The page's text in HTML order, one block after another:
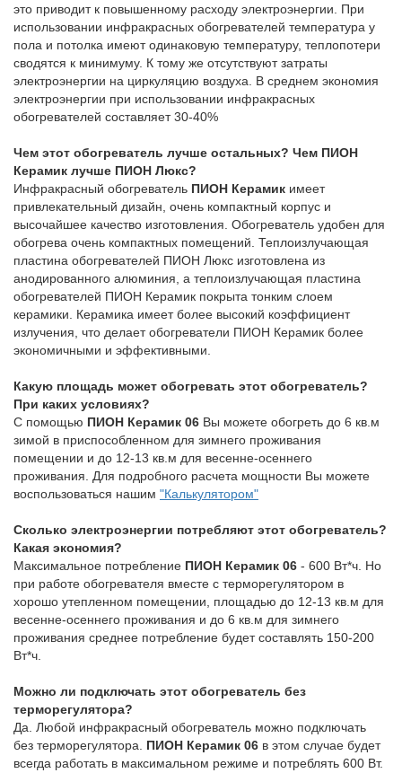
это приводит к повышенному расходу электроэнергии. При
использовании инфракрасных обогревателей температура у
пола и потолка имеют одинаковую температуру, теплопотери
сводятся к минимуму. К тому же отсутствуют затраты
электроэнергии на циркуляцию воздуха. В среднем экономия
электроэнергии при использовании инфракрасных
обогревателей составляет 30-40%
Чем этот обогреватель лучше остальных? Чем ПИОН
Керамик лучше ПИОН Люкс?
Инфракрасный обогреватель ПИОН Керамик имеет
привлекательный дизайн, очень компактный корпус и
высочайшее качество изготовления. Обогреватель удобен для
обогрева очень компактных помещений. Теплоизлучающая
пластина обогревателей ПИОН Люкс изготовлена из
анодированного алюминия, а теплоизлучающая пластина
обогревателей ПИОН Керамик покрыта тонким слоем
керамики. Керамика имеет более высокий коэффициент
излучения, что делает обогреватели ПИОН Керамик более
экономичными и эффективными.
Какую площадь может обогревать этот обогреватель?
При каких условиях?
C помощью ПИОН Керамик 06 Вы можете обогреть до 6 кв.м
зимой в приспособленном для зимнего проживания
помещении и до 12-13 кв.м для весенне-осеннего
проживания. Для подробного расчета мощности Вы можете
воспользоваться нашим "Калькулятором"
Сколько электроэнергии потребляют этот обогреватель?
Какая экономия?
Максимальное потребление ПИОН Керамик 06 - 600 Вт*ч. Но
при работе обогревателя вместе с терморегулятором в
хорошо утепленном помещении, площадью до 12-13 кв.м для
весенне-осеннего проживания и до 6 кв.м для зимнего
проживания среднее потребление будет составлять 150-200
Вт*ч.
Можно ли подключать этот обогреватель без
терморегулятора?
Да. Любой инфракрасный обогреватель можно подключать
без терморегулятора. ПИОН Керамик 06 в этом случае будет
всегда работать в максимальном режиме и потреблять 600 Вт.